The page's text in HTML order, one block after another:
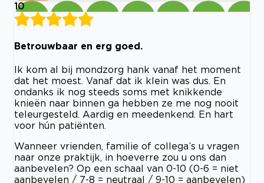
10
Betrouwbaar en erg goed.
Ik kom al bij mondzorg hank vanaf het moment
dat het moest. Vanaf dat ik klein was dus. En
ondanks ik nog steeds soms met knikkende
knieën naar binnen ga hebben ze me nog nooit
teleurgesteld. Aardig en meedenkend. En hart
voor hún patiënten.
Wanneer vrienden, familie of collega’s u vragen
naar onze praktijk, in hoeverre zou u ons dan
aanbevelen? Op een schaal van 0-10 (0-6 = niet
aanbevelen / 7-8 = neutraal / 9-10 = aanbevelen)